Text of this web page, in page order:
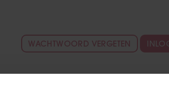
WACHTWOORD VERGETEN